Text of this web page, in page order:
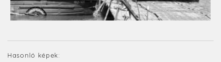
Hasonló képek: